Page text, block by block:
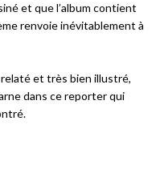
et que l’album contient
renvoie inévitablement à
et très bien illustré,
dans ce reporter qui